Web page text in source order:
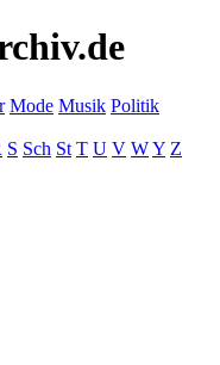
Mode Musik Politik
S Sch St T U V WY Z